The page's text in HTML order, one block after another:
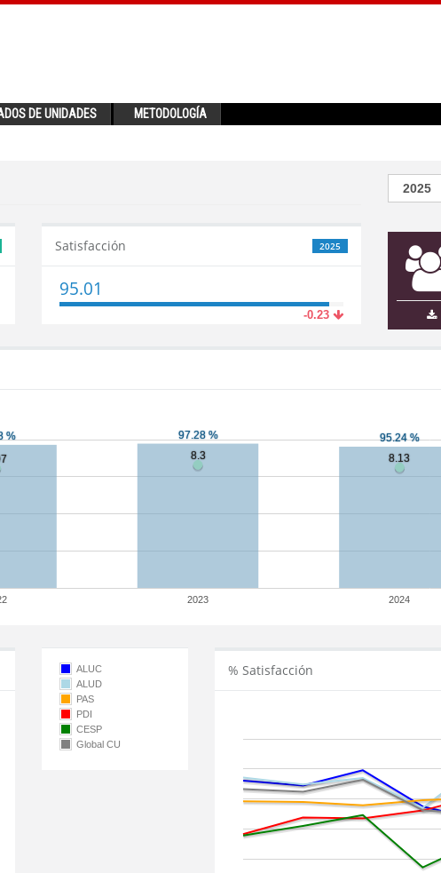
DE UNIDADES METODOLOGÍA
2025
Satisfacción
95.01
-0.23
2023 2024
ALUC
ALUD
PAS
PDI
CESP
Global CU
% Satisfacción